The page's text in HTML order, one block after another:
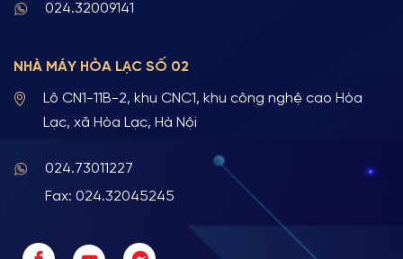
024.32009141
NHÀ MÁY HÒA LẠC SỐ 02
Lô CN1-11B-2, khu CNC1, khu công nghệ cao Hòa
Lạc, xã Hòa Lạc, Hà Nội
024.73011227
Fax: 024.32045245